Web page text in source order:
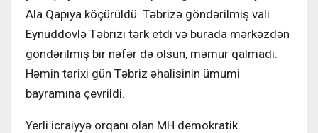
Ala Qapıya köçürüldü. Təbrizə göndərilmiş vali
Eynüddövlə Təbrizi tərk etdi və burada mərkəzdən
göndərilmiş bir nəfər də olsun, məmur qalmadı.
Həmin tarixi gün Təbriz əhalisinin ümumi
bayramına çevrildi.
Yerli icraiyyə orqanı olan MH demokratik